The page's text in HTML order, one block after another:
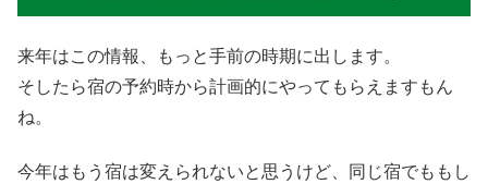
来年はこの情報、もっと手前の時期に出します。
そしたら宿の予約時から計画的にやってもらえますもん
ね。
今年はもう宿は変えられないと思うけど、同じ宿でももし